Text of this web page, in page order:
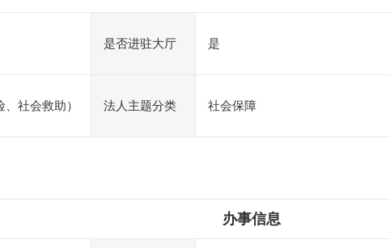
是否进驻大厅 是
社会救助） 法人主题分类 社会保障
办事信息